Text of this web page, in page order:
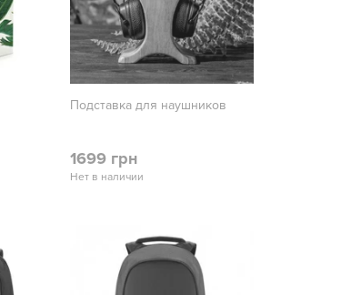
Подставка для наушников
1699 грн
Нет в наличии